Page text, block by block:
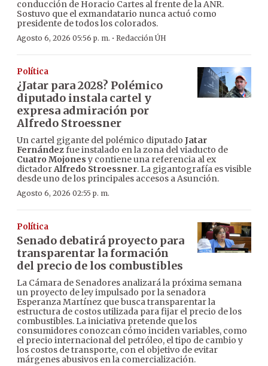
conducción de Horacio Cartes al frente de la ANR.
Sostuvo que el exmandatario nunca actuó como
presidente de todos los colorados.
Agosto 6, 2026 05:56 p. m. · Redacción ÚH
Política
¿Jatar para 2028? Polémico
diputado instala cartel y
expresa admiración por
Alfredo Stroessner
Un cartel gigante del polémico diputado Jatar
Fernándezfue instalado en la zona del viaducto de
Cuatro Mojones y contiene una referencia al ex
dictadorAlfredo Stroessner. La gigantografía es visible
desde uno de los principales accesos a Asunción.
Agosto 6, 2026 02:55 p. m.
Política
Senado debatirá proyecto para
transparentar la formación
del precio de los combustibles
La Cámara de Senadores analizará la próxima semana
un proyecto de ley impulsado por la senadora
Esperanza Martínez que busca transparentar la
estructura de costos utilizada para fijar el precio de los
combustibles. La iniciativa pretende que los
consumidores conozcan cómo inciden variables, como
el precio internacional del petróleo, el tipo de cambio y
los costos de transporte, con el objetivo de evitar
márgenes abusivos en la comercialización.